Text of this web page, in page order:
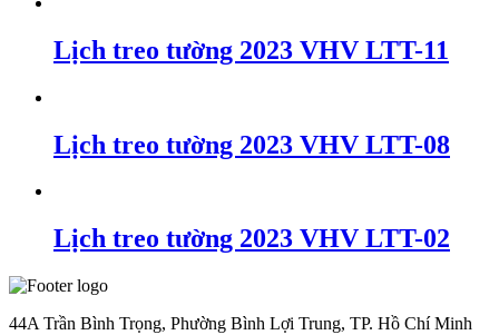
Lịch treo tường 2023 VHV LTT-11
Lịch treo tường 2023 VHV LTT-08
Lịch treo tường 2023 VHV LTT-02
44A Trần Bình Trọng, Phường Bình Lợi Trung, TP. Hồ Chí Minh